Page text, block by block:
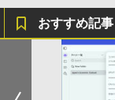
3
3
4 おすすめ記事